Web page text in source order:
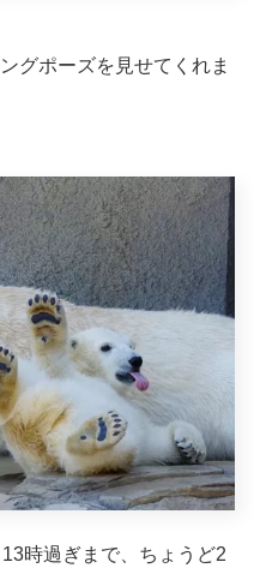
グポーズを見せてくれま
時過ぎまで、ちょうど2